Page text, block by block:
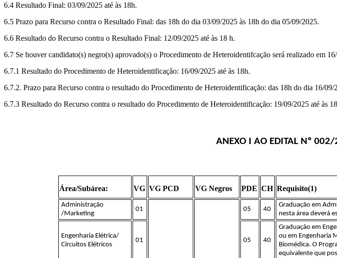
6.4 Resultado Final: 03/09/2025 até às 18h.
6.5 Prazo para Recurso contra o Resultado Final: das 18h do dia 03/09/2025 às 18h do dia 05/09/2025.
6.6 Resultado do Recurso contra o Resultado Final: 12/09/2025 até às 18 h.
6.7 Se houver candidato(s) negro(s) aprovado(s) o Procedimento de Heteroidentifcação será realizado em
6.7.1 Resultado do Procedimento de Heteroidentificação: 16/09/2025 até às 18h.
6.7.2. Prazo para Recurso contra o resultado do Procedimento de Heteroidentificação: das 18h do dia 16/
6.7.3 Resultado do Recurso contra o resultado do Procedimento de Heteroidentificação: 19/09/2025 até às
ANEXO I AO EDITAL Nº 002/
Área/Subárea: VG VG PCD VG Negros PDE CH Requisito(1)
Administração
/Marketing
01 05 40
Graduação em
nesta área deverá
Engenharia Elétrica/
Circuitos Elétricos
01 05 40
Graduação em
ou em Engenharia
Biomédica. O
equivalente que